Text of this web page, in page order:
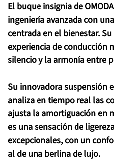
El buque insignia de
ingeniería avanzada con
centrada en el bienestar.
experiencia de conducción
silencio y la armonía entre
Su innovadora suspensión
analiza en tiempo real las
ajusta la amortiguación en
es una sensación de
excepcionales, con un
al de una berlina de lujo.